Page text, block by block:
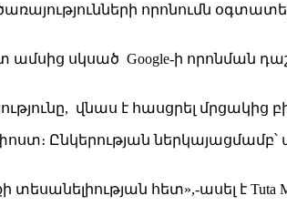
ծառայությունների որոնումն
ամսից սկսած Google-ի որոնման
վնաս է հասցրել մրցակից
փոստ։ Ընկերության
հետ»,-ասել է Tuta